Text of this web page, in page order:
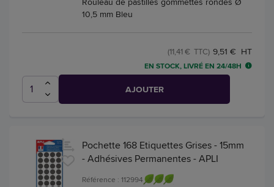
10,5 mm Bleu
9,51 € HT
(11,41 € TTC)
EN STOCK, LIVRÉ EN 24/48H
AJOUTER
Pochette 168 Etiquettes Grises - 15mm
- Adhésives Permanentes - APLI
Référence : 112994